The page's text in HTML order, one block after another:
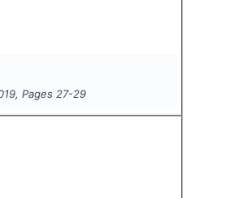
, Pages 27-29